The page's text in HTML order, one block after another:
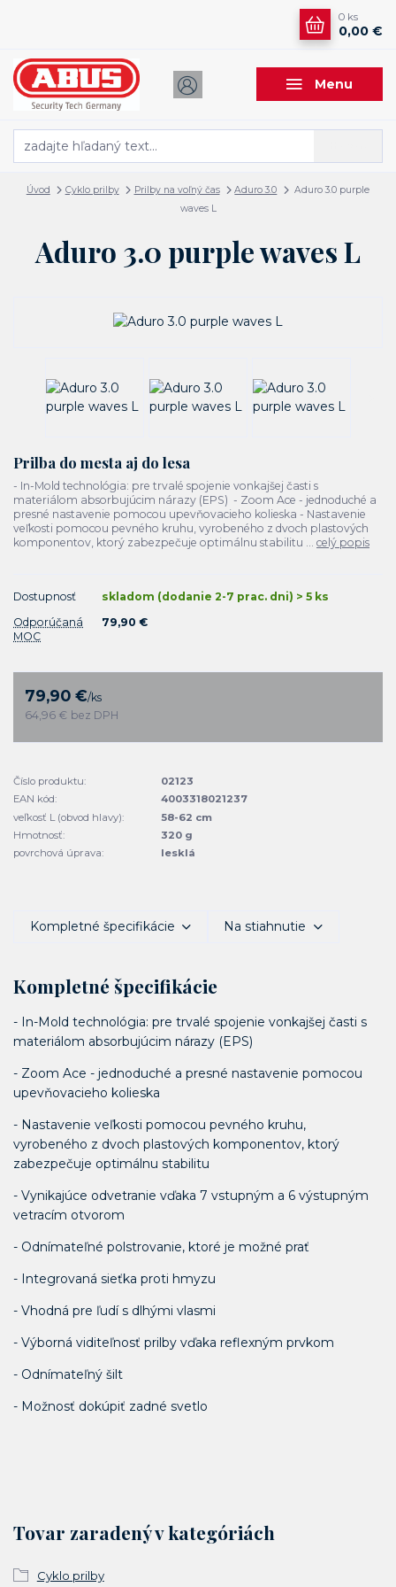
Menu
0 ks
0,00 €
Úvod Cyklo prilby Prilby na voľný čas Aduro 3.0
Aduro 3.0 purple
waves L
Aduro 3.0 purple waves L
Prilba do mesta aj do lesa
- In-Mold technológia: pre trvalé spojenie vonkajšej časti s
materiálom absorbujúcim nárazy (EPS) - Zoom Ace - jednoduché a
presné nastavenie pomocou upevňovacieho kolieska - Nastavenie
veľkosti pomocou pevného kruhu, vyrobeného z dvoch plastových
komponentov, ktorý zabezpečuje optimálnu stabilitu ... celý popis
Dostupnosť
skladom (dodanie 2-7 prac. dni) > 5 ks
Odporúčaná
MOC
79,90 €
79,90 €/ks
64,96 € bez DPH
Číslo produktu:
02123
EAN kód:
4003318021237
veľkosť L (obvod hlavy):
58-62 cm
Hmotnosť:
320 g
povrchová úprava:
lesklá
Kompletné špecifikácie Na stiahnutie
Kompletné špecifikácie
- In-Mold technológia: pre trvalé spojenie vonkajšej časti s
materiálom absorbujúcim nárazy (EPS)
- Zoom Ace - jednoduché a presné nastavenie pomocou
upevňovacieho kolieska
- Nastavenie veľkosti pomocou pevného kruhu,
vyrobeného z dvoch plastových komponentov, ktorý
zabezpečuje optimálnu stabilitu
- Vynikajúce odvetranie vďaka 7 vstupným a 6 výstupným
vetracím otvorom
- Odnímateľné polstrovanie, ktoré je možné prať
- Integrovaná sieťka proti hmyzu
- Vhodná pre ľudí s dlhými vlasmi
- Výborná viditeľnosť prilby vďaka reflexným prvkom
- Odnímateľný šilt
- Možnosť dokúpiť zadné svetlo
Tovar zaradený v kategóriách
Cyklo prilby